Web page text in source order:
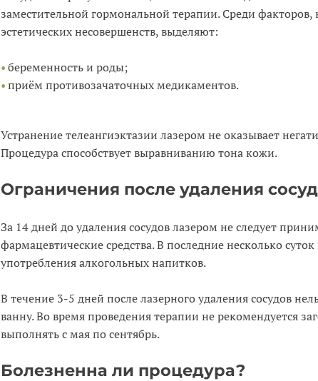
заместительной гормональной терапии. Среди
эстетических несовершенств, выделяют:
беременность и роды;
приём противозачаточных медикаментов.
Устранение телеангиэктазии лазером не оказывает
Процедура способствует выравниванию тона кожи.
Ограничения после удаления
За 14 дней до удаления сосудов лазером не следует
фармацевтические средства. В последние несколько
употребления алкогольных напитков.
В течение 3-5 дней после лазерного удаления сосудов
ванну. Во время проведения терапии не рекомендуется
выполнять с мая по сентябрь.
Болезненна ли процедура?